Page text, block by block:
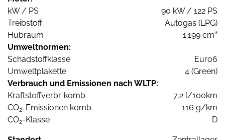
kW / PS
90 kW / 122 PS
Treibstoff
Autogas (LPG)
Hubraum
1.199 cm³
Umweltnormen:
Schadstoffklasse
Euro6
Umweltplakette
4 (Green)
Verbrauch und Emissionen nach WLTP:
Kraftstoffverbr. komb.
7,2 l/100km
CO2-Emissionen komb.
116 g/km
CO2-Klasse D